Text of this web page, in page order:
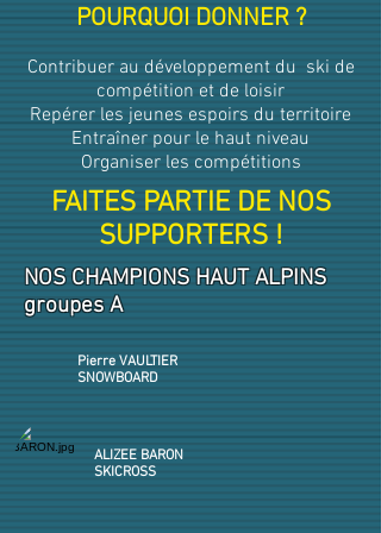
POURQUOI DONNER ?
Contribuer au développement du ski de
compétition et de loisir
Repérer les jeunes espoirs du territoire
Entraîner pour le haut niveau
Organiser les compétitions
FAITES PARTIE DE NOS
SUPPORTERS !
NOS CHAMPIONS HAUT ALPINS
groupes A
Pierre VAULTIER
SNOWBOARD
ALIZEE BARON
SKICROSS